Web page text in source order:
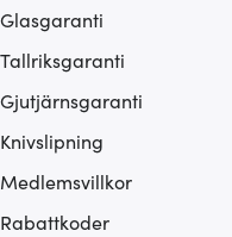
Glasgaranti
Tallriksgaranti
Gjutjärnsgaranti
Knivslipning
Medlemsvillkor
Rabattkoder